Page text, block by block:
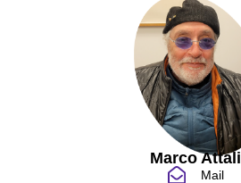
Marco Attali
Mail